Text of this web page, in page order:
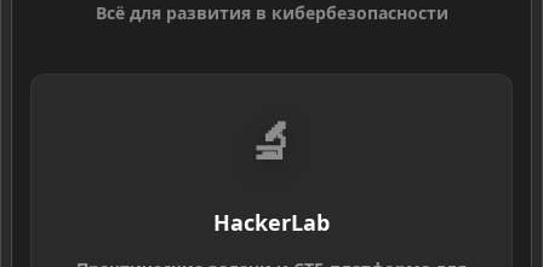
Всё для развития в кибербезопасности
🔬
HackerLab